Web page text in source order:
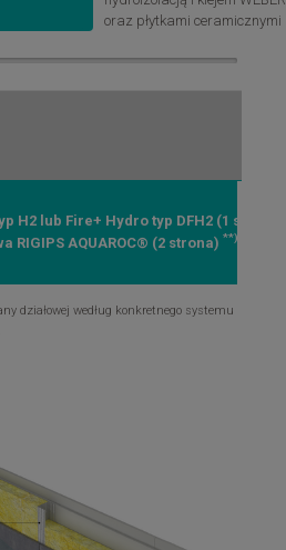
oraz płytkami ceramicznymi
H2 lub Fire+ Hydro typ DFH2 (1 strona)
RIGIPS AQUAROC® (2 strona)**)
działowej według konkretnego systemu